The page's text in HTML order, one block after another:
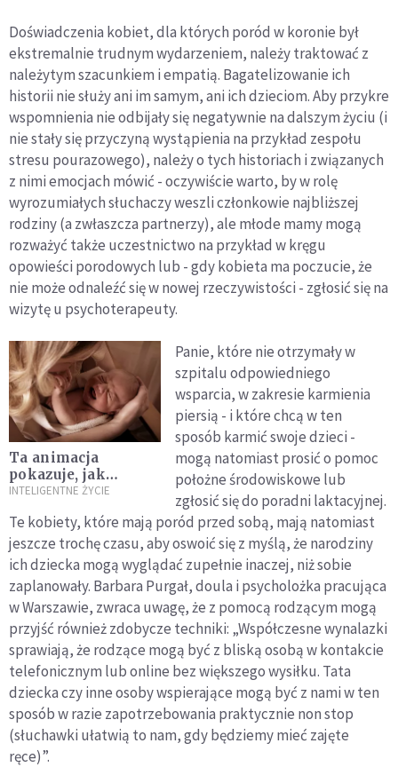
Doświadczenia kobiet, dla których poród w koronie był
ekstremalnie trudnym wydarzeniem, należy traktować z
należytym szacunkiem i empatią. Bagatelizowanie ich
historii nie służy ani im samym, ani ich dzieciom. Aby przykre
wspomnienia nie odbijały się negatywnie na dalszym życiu (i
nie stały się przyczyną wystąpienia na przykład zespołu
stresu pourazowego), należy o tych historiach i związanych
z nimi emocjach mówić - oczywiście warto, by w rolę
wyrozumiałych słuchaczy weszli członkowie najbliższej
rodziny (a zwłaszcza partnerzy), ale młode mamy mogą
rozważyć także uczestnictwo na przykład w kręgu
opowieści porodowych lub - gdy kobieta ma poczucie, że
nie może odnaleźć się w nowej rzeczywistości - zgłosić się na
wizytę u psychoterapeuty.
Ta animacja
pokazuje, jak
naprawdę wygląda
[WIDEO]
INTELIGENTNE ŻYCIE
Panie, które nie otrzymały w
szpitalu odpowiedniego
wsparcia, w zakresie karmienia
piersią - i które chcą w ten
sposób karmić swoje dzieci -
mogą natomiast prosić o pomoc
położne środowiskowe lub
zgłosić się do poradni laktacyjnej.
Te kobiety, które mają poród przed sobą, mają natomiast
jeszcze trochę czasu, aby oswoić się z myślą, że narodziny
ich dziecka mogą wyglądać zupełnie inaczej, niż sobie
zaplanowały. Barbara Purgał, doula i psycholożka pracująca
w Warszawie, zwraca uwagę, że z pomocą rodzącym mogą
przyjść również zdobycze techniki: „Współczesne wynalazki
sprawiają, że rodzące mogą być z bliską osobą w kontakcie
telefonicznym lub online bez większego wysiłku. Tata
dziecka czy inne osoby wspierające mogą być z nami w ten
sposób w razie zapotrzebowania praktycznie non stop
(słuchawki ułatwią to nam, gdy będziemy mieć zajęte
ręce)”.